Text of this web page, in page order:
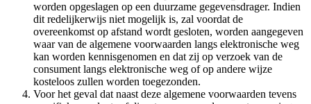
worden opgeslagen op een duurzame gegevensdrager. Indien
dit redelijkerwijs niet mogelijk is, zal voordat de
overeenkomst op afstand wordt gesloten, worden aangegeven
waar van de algemene voorwaarden langs elektronische weg
kan worden kennisgenomen en dat zij op verzoek van de
consument langs elektronische weg of op andere wijze
kosteloos zullen worden toegezonden.
Voor het geval dat naast deze algemene voorwaarden tevens